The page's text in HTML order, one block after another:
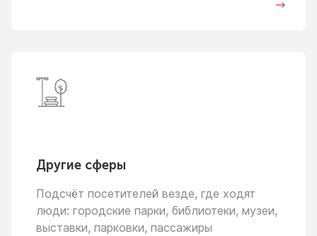
Другие сферы
Подсчёт посетителей везде, где ходят
люди: городские парки, библиотеки, музеи,
выставки, парковки, пассажиры